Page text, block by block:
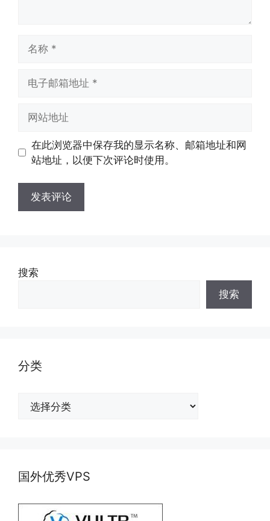
址
址
在此浏览器中保存我的显示名称、邮箱地址和网
站地址，以便下次评论时使用。
搜索
搜索
分类
国外优秀VPS